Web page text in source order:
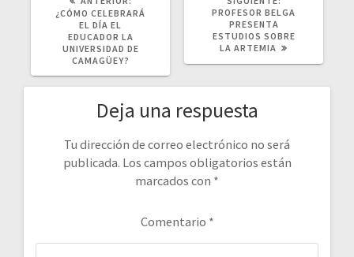
ANTERIOR:
¿CÓMO CELEBRARÁ
EL DÍA EL
EDUCADOR LA
UNIVERSIDAD DE
CAMAGÜEY?
POST:
PROFESOR BELGA
PRESENTA
ESTUDIOS SOBRE
LA ARTEMIA
Deja una respuesta
Tu dirección de correo electrónico no será
publicada. Los campos obligatorios están
marcados con *
Comentario *